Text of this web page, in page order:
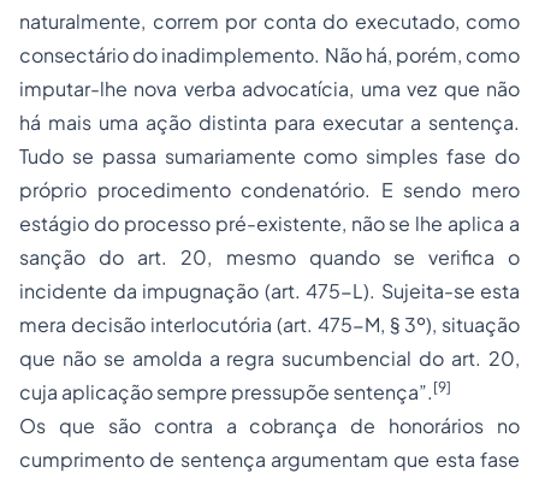
naturalmente, correm por conta do executado, como
consectário do inadimplemento. Não há, porém, como
imputar-lhe nova verba advocatícia, uma vez que não
há mais uma ação distinta para executar a sentença.
Tudo se passa sumariamente como simples fase do
próprio procedimento condenatório. E sendo mero
estágio do processo pré-existente, não se lhe aplica a
sanção do art. 20, mesmo quando se verifica o
incidente da impugnação (art. 475-L). Sujeita-se esta
mera decisão interlocutória (art. 475-M, § 3º), situação
que não se amolda a regra sucumbencial do art. 20,
cuja aplicação sempre pressupõe sentença”. [9]
Os que são contra a cobrança de honorários no
cumprimento de sentença argumentam que esta fase